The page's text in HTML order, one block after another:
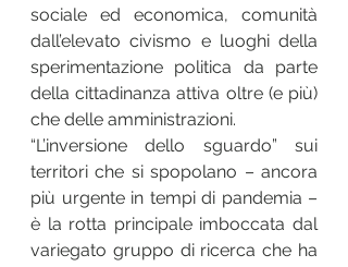
sociale ed economica, comunità
dall’elevato civismo e luoghi della
sperimentazione politica da parte
della cittadinanza attiva oltre (e più)
che delle amministrazioni.
“L’inversione dello sguardo” sui
territori che si spopolano – ancora
più urgente in tempi di pandemia –
è la rotta principale imboccata dal
variegato gruppo di ricerca che ha